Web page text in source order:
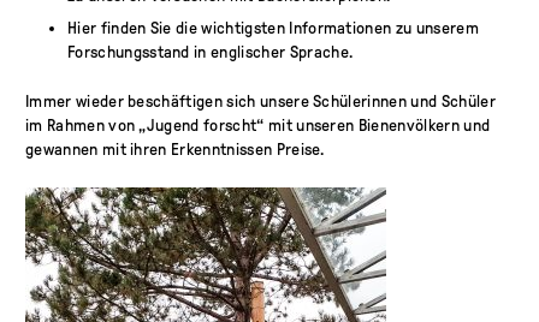
Hier finden Sie die wichtigsten Informationen zu unserem
Forschungsstand in englischer Sprache.
Immer wieder beschäftigen sich unsere Schülerinnen und Schüler
im Rahmen von „Jugend forscht“ mit unseren Bienenvölkern und
gewannen mit ihren Erkenntnissen Preise.